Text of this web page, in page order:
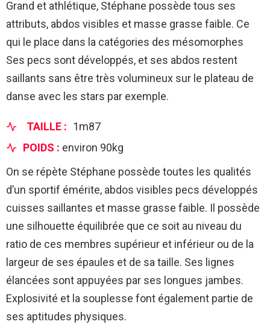
Grand et athlétique, Stéphane possède tous ses
attributs, abdos visibles et masse grasse faible. Ce
qui le place dans la catégories des mésomorphes
Ses pecs sont développés, et ses abdos restent
saillants sans être très volumineux sur le plateau de
danse avec les stars par exemple.
TAILLE : 1m87
POIDS : environ 90kg
On se répète Stéphane possède toutes les qualités
d’un sportif émérite, abdos visibles pecs développés
cuisses saillantes et masse grasse faible. Il possède
une silhouette équilibrée que ce soit au niveau du
ratio de ces membres supérieur et inférieur ou de la
largeur de ses épaules et de sa taille. Ses lignes
élancées sont appuyées par ses longues jambes.
Explosivité et la souplesse font également partie de
ses aptitudes physiques.